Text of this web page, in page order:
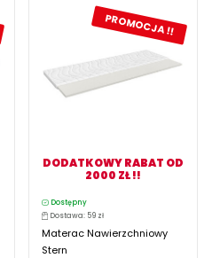
PROMOCJA !!
DODATKOWY RABAT OD
2000 ZŁ !!
Dostępny
Dostawa: 59 zł
Materac Nawierzchniowy
Stern